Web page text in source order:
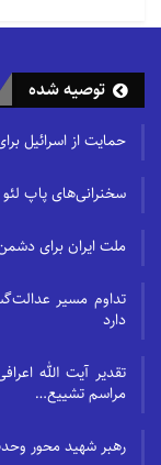
توصیه شده
حمایت از اسرائیل
سخنرانی‌های پاپ
ملت ایران برای
تداوم مسیر
دارد
تقدیر آیت الله
مراسم تشییع…
رهبر شهید محور